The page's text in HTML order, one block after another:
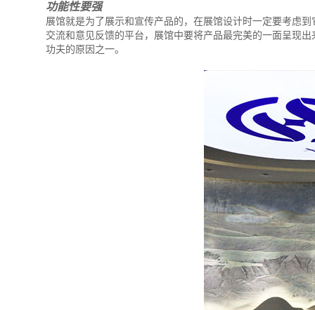
功能性要强
展馆就是为了展示和宣传产品的，在展馆设计时一定要考虑
交流和意见反馈的平台，展馆中要将产品最完美的一面呈现
功夫的原因之一。